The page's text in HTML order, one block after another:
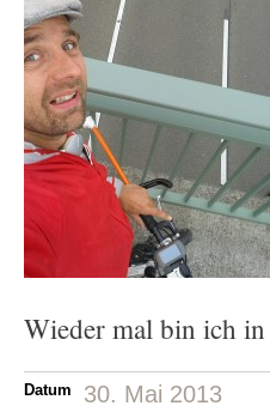
Wieder mal bin ich
Datum 30. Mai 2013